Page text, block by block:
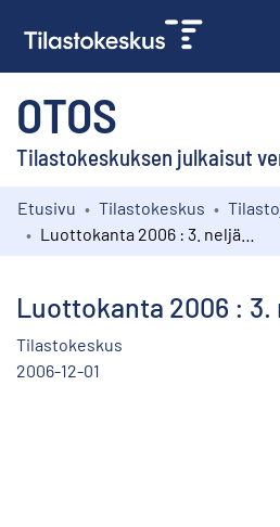
OTOS
Tilastokeskuksen julkaisut
Kokoelmat
Etusivu Tilastokeskus
Luottokanta 2006 : 3.
Tilastokeskus
2006-12-01